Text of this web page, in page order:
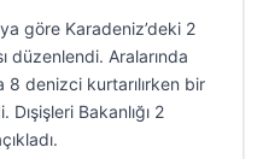
göre Karadeniz’deki 2
düzenlendi. Aralarında
denizci kurtarılırken bir
Dışişleri Bakanlığı 2